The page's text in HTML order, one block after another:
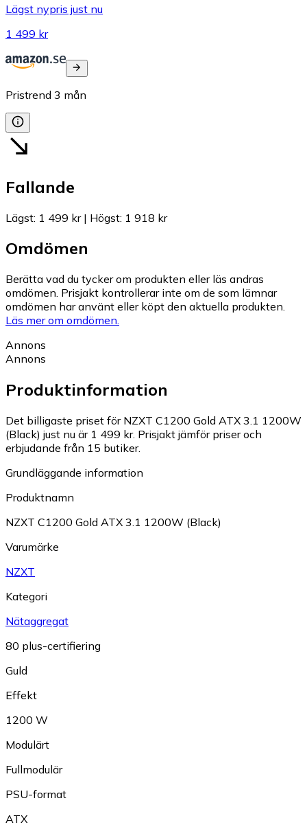
Lägst nypris just nu
1 499 kr
Pristrend 3 mån
Fallande
Lägst: 1 499 kr| Högst: 1 918 kr
Omdömen
Berätta vad du tycker om produkten eller läs andras
omdömen. Prisjakt kontrollerar inte om de som lämnar
omdömen har använt eller köpt den aktuella produkten.
Läs mer om omdömen.
Annons
Annons
Produktinformation
Det billigaste priset för NZXT C1200 Gold ATX 3.1 1200W
(Black) just nu är 1 499 kr. Prisjakt jämför priser och
erbjudande från 15 butiker.
Grundläggande information
Produktnamn
NZXT C1200 Gold ATX 3.1 1200W (Black)
Varumärke
NZXT
Kategori
Nätaggregat
80 plus-certifiering
Guld
Effekt
1200 W
Modulärt
Fullmodulär
PSU-format
ATX